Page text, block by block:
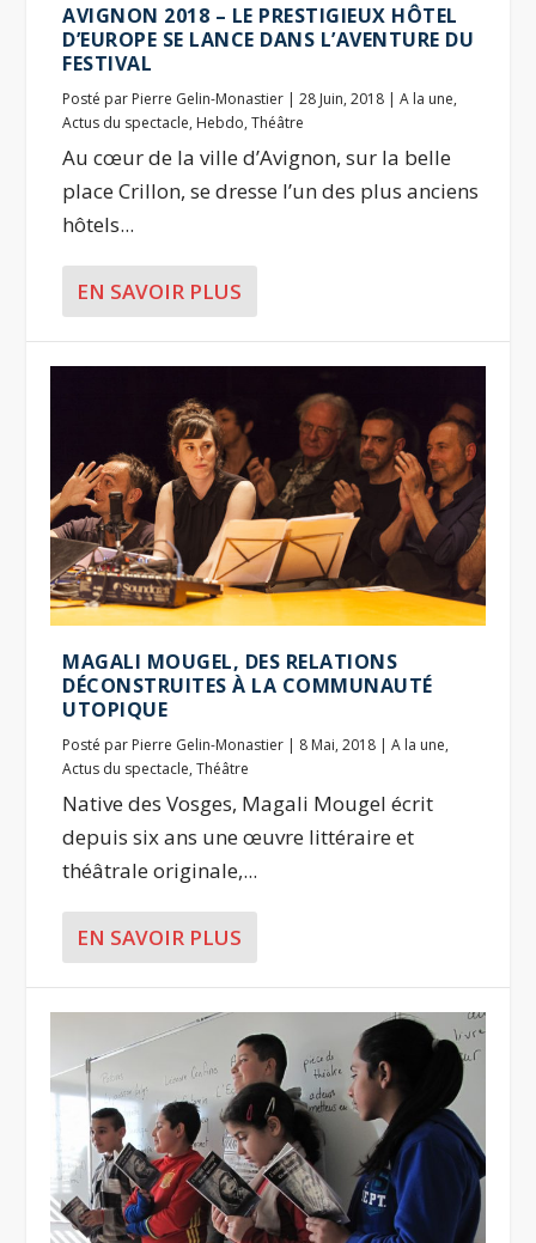
AVIGNON 2018 – LE PRESTIGIEUX HÔTEL
D’EUROPE SE LANCE DANS L’AVENTURE DU
FESTIVAL
Posté par Pierre Gelin-Monastier |28 Juin, 2018 |A la une,
Actus du spectacle, Hebdo,Théâtre
Au cœur de la ville d’Avignon, sur la belle
place Crillon, se dresse l’un des plus anciens
hôtels...
EN SAVOIR PLUS
MAGALI MOUGEL, DES RELATIONS
DÉCONSTRUITES À LA COMMUNAUTÉ
UTOPIQUE
Posté par Pierre Gelin-Monastier | 8 Mai, 2018 |A la une,
Actus du spectacle,Théâtre
Native des Vosges, Magali Mougel écrit
depuis six ans une œuvre littéraire et
théâtrale originale,...
EN SAVOIR PLUS